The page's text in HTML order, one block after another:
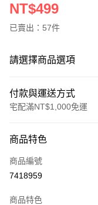
NT$499
已賣出：57件
請選擇商品選項
付款與運送方式
宅配滿NT$1,000免運
信用卡一次付款
LINE Pay
商品特色
商品編號
7418959
商品特色